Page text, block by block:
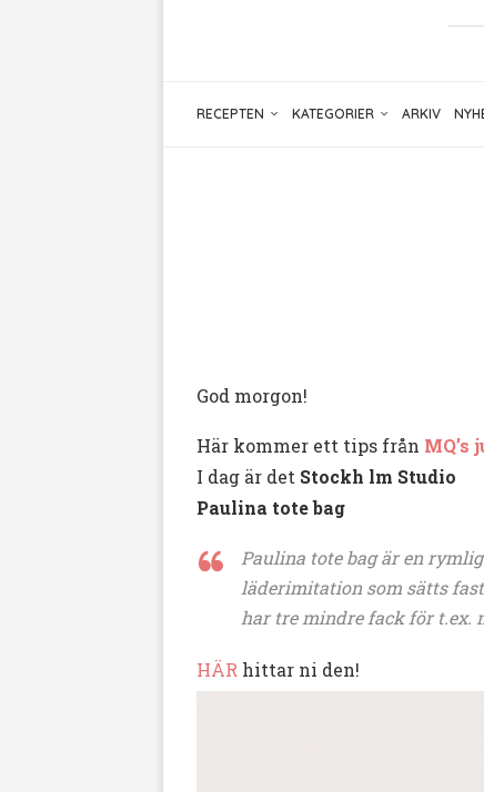
RECEPTEN KATEGORIER ARKIV
God morgon!
Här kommer ett tips från MQ’s
I dag är det Stockh lm Studio
Paulina tote bag
Paulina tote bag är en
läderimitation som sätts
har tre mindre fack för t.ex.
HÄR hittar ni den!